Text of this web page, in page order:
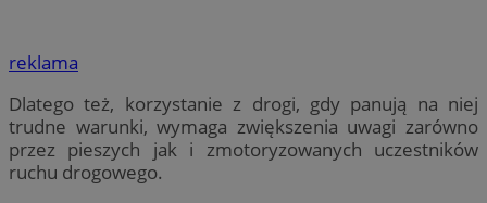
reklama
Dlatego też, korzystanie z drogi, gdy panują na niej
trudne warunki, wymaga zwiększenia uwagi zarówno
przez pieszych jak i zmotoryzowanych uczestników
ruchu drogowego.